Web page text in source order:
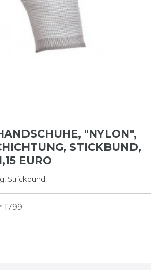
"NYLON",
STICKBUND,
EURO
Strickbund
1799